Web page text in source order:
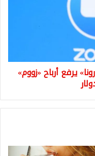
يرفع أرباح «زووم»